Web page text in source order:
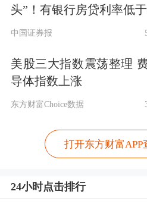
图片来源：云
云深处是中国领先的
器人（机器狗）研发
业级足式机器人商业
六小龙” 硬科技
头”！有银行房贷利率低
中国证券报
美股三大指数震荡整理
导体指数上涨
东方财富Choice数据
打开东方财富APP
24小时点击排行